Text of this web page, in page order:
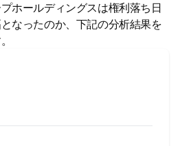
ホールディングスは権利落ち日
なったのか、下記の分析結果を